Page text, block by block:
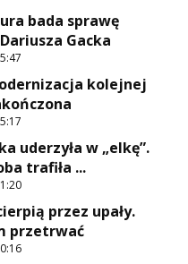
bada sprawę
Gacka
kolejnej
uderzyła w „elkę”.
trafiła ...
przez upały.
przetrwać